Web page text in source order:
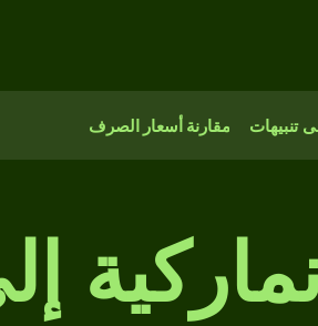
تنبيهات مقارنة أسعار الصرف